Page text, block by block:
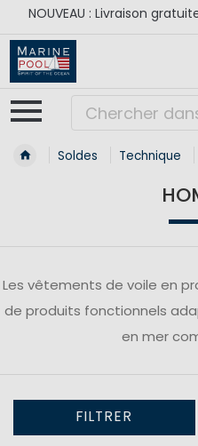
NOUVEAU : Livraison
Soldes Technique
Les vêtements de voile en
de produits fonctionnels
en mer
FILTRER